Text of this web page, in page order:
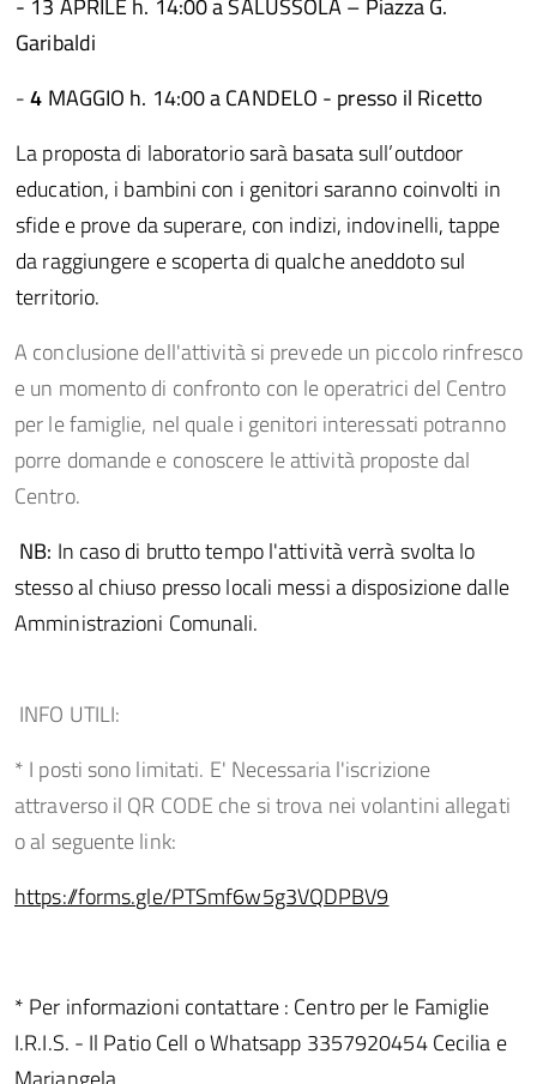
- 13 APRILE h. 14:00 a SALUSSOLA – Piazza G.
Garibaldi
-4 MAGGIO h. 14:00 a CANDELO - presso il Ricetto
La proposta di laboratorio sarà basata sull’outdoor
education, i bambini con i genitori saranno coinvolti in
sfide e prove da superare, con indizi, indovinelli, tappe
da raggiungere e scoperta di qualche aneddoto sul
territorio.
A conclusione dell'attività si prevede un piccolo rinfresco
e un momento di confronto con le operatrici del Centro
per le famiglie, nel quale i genitori interessati potranno
porre domande e conoscere le attività proposte dal
Centro.
NB: In caso di brutto tempo l'attività verrà svolta lo
stesso al chiuso presso locali messi a disposizione dalle
Amministrazioni Comunali.
INFO UTILI:
* I posti sono limitati. E' Necessaria l'iscrizione
attraverso il QR CODE che si trova nei volantini allegati
o al seguente link:
https://forms.gle/PTSmf6w5g3VQDPBV9
* Per informazioni contattare : Centro per le Famiglie
I.R.I.S. - Il Patio Cell o Whatsapp 3357920454 Cecilia e